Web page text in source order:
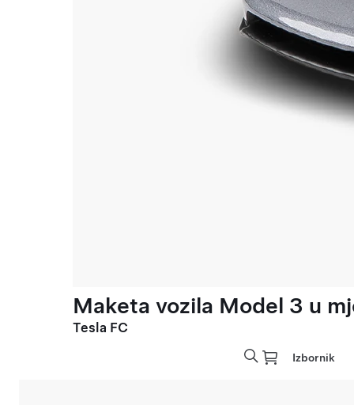
Maketa vozila Model 3 u
Tesla FC
Izbornik